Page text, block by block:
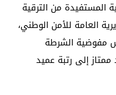
المستفيدة من الترقية
العامة للأمن الوطني،
مفوضية الشرطة
إلى رتبة عميد